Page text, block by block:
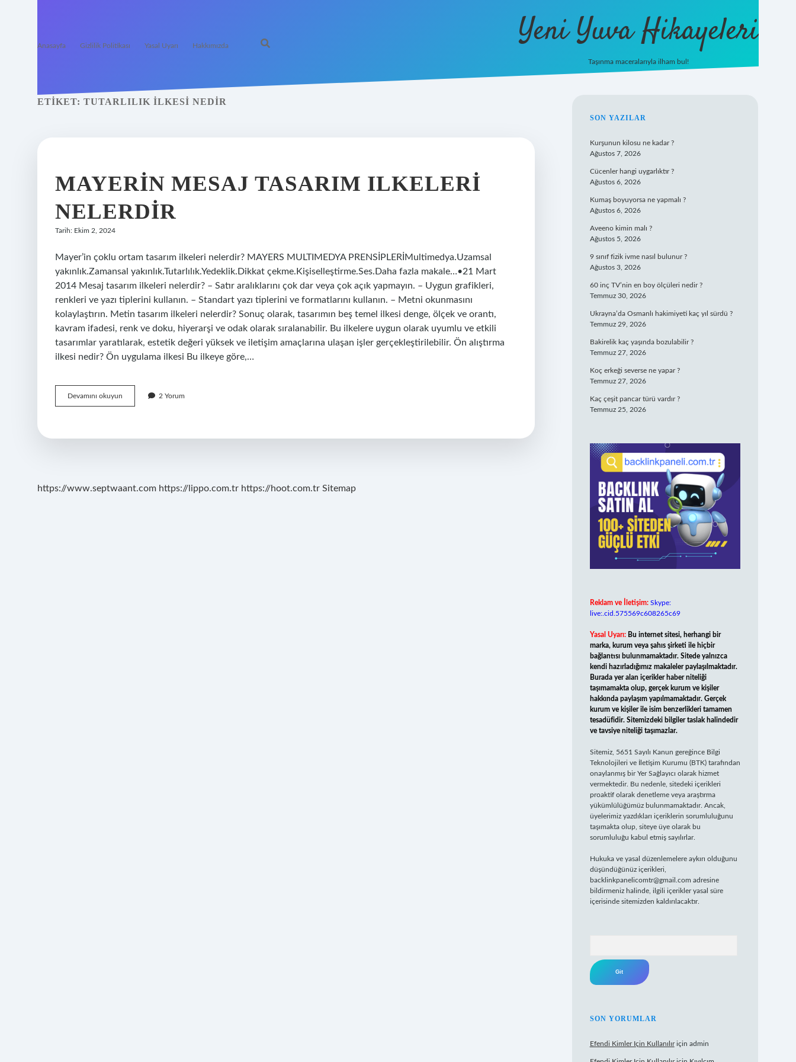
Anasayfa Gizlilik Politikası Yasal Uyarı Hakkımızda Yeni Yuva Hikayeleri
Taşınma maceralarıyla ilham bul!
ETIKET: TUTARLILIK ILKESI NEDIR
MAYERIN MESAJ TASARIM ILKELERI
NELERDIR
Tarih: Ekim 2, 2024
Mayer’in çoklu ortam tasarım ilkeleri nelerdir? MAYERS MULTIMEDYA PRENSİPLERİMultimedya.Uzamsal
yakınlık.Zamansal yakınlık.Tutarlılık.Yedeklik.Dikkat çekme.Kişiselleştirme.Ses.Daha fazla makale…•21 Mart
2014 Mesaj tasarım ilkeleri nelerdir? – Satır aralıklarını çok dar veya çok açık yapmayın. – Uygun grafikleri,
renkleri ve yazı tiplerini kullanın. – Standart yazı tiplerini ve formatlarını kullanın. – Metni okunmasını
kolaylaştırın. Metin tasarım ilkeleri nelerdir? Sonuç olarak, tasarımın beş temel ilkesi denge, ölçek ve orantı,
kavram ifadesi, renk ve doku, hiyerarşi ve odak olarak sıralanabilir. Bu ilkelere uygun olarak uyumlu ve etkili
tasarımlar yaratılarak, estetik değeri yüksek ve iletişim amaçlarına ulaşan işler gerçekleştirilebilir. Ön alıştırma
ilkesi nedir? Ön uygulama ilkesi Bu ilkeye göre,…
Devamını okuyun
Mesaj
Nelerdir
2 Yorum
https://www.septwaant.com https://lippo.com.tr https://hoot.com.tr Sitemap
SIDEBAR
SON YAZILAR
Kurşunun kilosu ne kadar ?
Ağustos 7, 2026
Cücenler hangi uygarlıktır ?
Ağustos 6, 2026
Kumaş boyuyorsa ne yapmalı ?
Ağustos 6, 2026
Aveeno kimin malı ?
Ağustos 5, 2026
9 sınıf fizik ivme nasıl bulunur ?
Ağustos 3, 2026
60 inç TV’nin en boy ölçüleri nedir ?
Temmuz 30, 2026
Ukrayna’da Osmanlı hakimiyeti kaç yıl sürdü ?
Temmuz 29, 2026
Bakirelik kaç yaşında bozulabilir ?
Temmuz 27, 2026
Koç erkeği severse ne yapar ?
Temmuz 27, 2026
Kaç çeşit pancar türü vardır ?
Temmuz 25, 2026
Reklam ve İletişim: Skype:
live:.cid.575569c608265c69
Yasal Uyarı: Bu internet sitesi, herhangi bir
marka, kurum veya şahıs şirketi ile hiçbir
bağlantısı bulunmamaktadır. Sitede yalnızca
kendi hazırladığımız makaleler paylaşılmaktadır.
Burada yer alan içerikler haber niteliği
taşımamakta olup, gerçek kurum ve kişiler
hakkında paylaşım yapılmamaktadır. Gerçek
kurum ve kişiler ile isim benzerlikleri tamamen
tesadüfidir. Sitemizdeki bilgiler taslak halindedir
ve tavsiye niteliği taşımazlar.
Sitemiz, 5651 Sayılı Kanun gereğince Bilgi
Teknolojileri ve İletişim Kurumu (BTK) tarafından
onaylanmış bir Yer Sağlayıcı olarak hizmet
vermektedir. Bu nedenle, sitedeki içerikleri
proaktif olarak denetleme veya araştırma
yükümlülüğümüz bulunmamaktadır. Ancak,
üyelerimiz yazdıkları içeriklerin sorumluluğunu
taşımakta olup, siteye üye olarak bu
sorumluluğu kabul etmiş sayılırlar.
Hukuka ve yasal düzenlemelere aykırı olduğunu
düşündüğünüz içerikleri,
backlinkpanelicomtr@gmail.com adresine
bildirmeniz halinde, ilgili içerikler yasal süre
içerisinde sitemizden kaldırılacaktır.
SON YORUMLAR
Efendi Kimler Için Kullanılıriçin admin